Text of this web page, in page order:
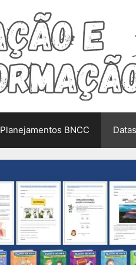
Planejamentos BNCC